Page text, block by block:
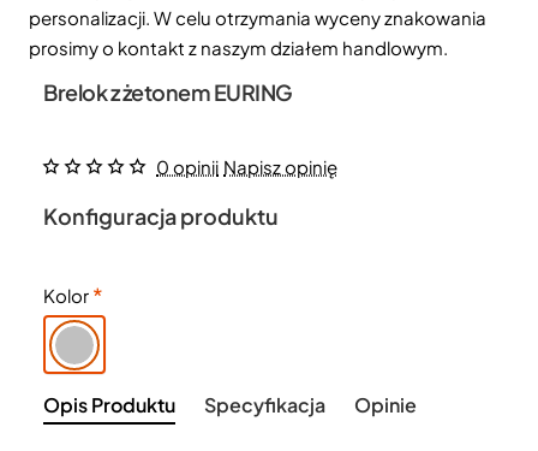
personalizacji. W celu otrzymania wyceny znakowania
prosimy o kontakt z naszym działem handlowym.
Brelok z żetonem EURING
0 opinii Napisz opinię
Konfiguracja produktu
Kolor
Opis Produktu Specyfikacja Opinie